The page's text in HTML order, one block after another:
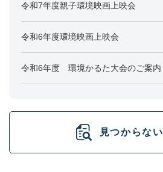
令和7年度親子環境映画上映会
令和6年度環境映画上映会
令和6年度 環境かるた大会のご案内
見つからな